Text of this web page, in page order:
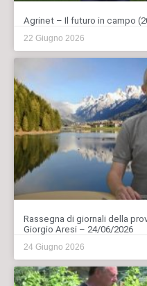
Agrinet – Il futuro in campo
22 Giugno 2026
Rassegna di giornali della
Giorgio Aresi – 24/06/2026
24 Giugno 2026